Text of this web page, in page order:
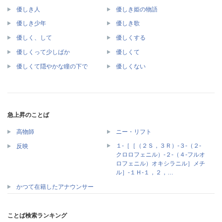
優しき人 優しき姫の物語
優しき少年 優しき歌
優しく、して 優しくする
優しくって少しばか 優しくて
優しくて隠やかな瞳の下で 優しくない
急上昇のことば
高物師 ニー・リフト
反映
１‐［［（２Ｓ，３Ｒ）‐３‐（２‐
クロロフェニル）‐２‐（４‐フルオ
ロフェニル）オキシラニル］メチ
ル］‐１Ｈ‐１，２，…
かつて在籍したアナウンサー
ことば検索ランキング